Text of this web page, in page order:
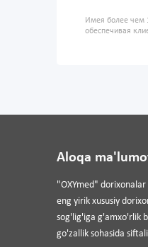
Имея более чем
обеспечивая
Aloqa
"OXYmed"
eng yirik xususiy
sog'lig'iga g'amxo'rlik
go'zallik sohasida